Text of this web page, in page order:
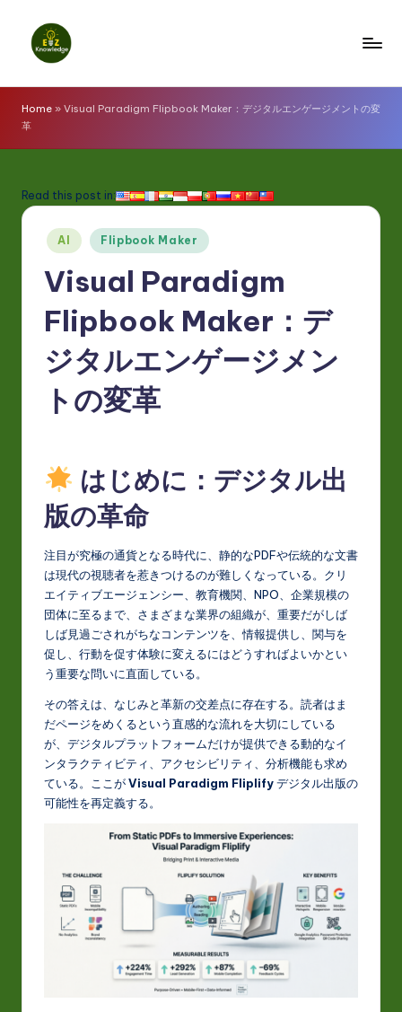
z
K
o
w
Home » Visual Paradigm Flipbook Maker：デジタルエンゲージメントの変
革
Read this post in:
Posted
in
AI Flipbook Maker
Visual Paradigm
Flipbook Maker：デ
ジタルエンゲージメン
トの変革
はじめに：デジタル出
版の革命
注目が究極の通貨となる時代に、静的なPDFや伝統的な文書
は現代の視聴者を惹きつけるのが難しくなっている。クリ
エイティブエージェンシー、教育機関、NPO、企業規模の
団体に至るまで、さまざまな業界の組織が、重要だがしば
しば見過ごされがちなコンテンツを、情報提供し、関与を
促し、行動を促す体験に変えるにはどうすればよいかとい
う重要な問いに直面している。
その答えは、なじみと革新の交差点に存在する。読者はま
だページをめくるという直感的な流れを大切にしている
が、デジタルプラットフォームだけが提供できる動的なイ
ンタラクティビティ、アクセシビリティ、分析機能も求め
ている。ここがVisual Paradigm Fliplifyデジタル出版の
可能性を再定義する。